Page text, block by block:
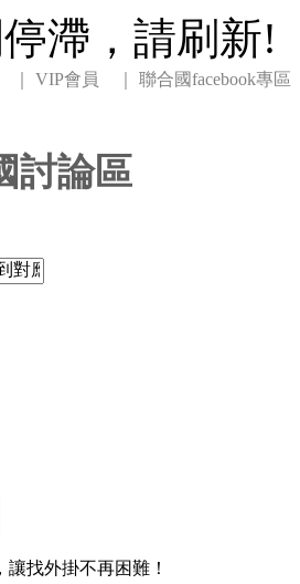
VIP會員 ｜ 聯合國facebook專區
找外掛不再困難！